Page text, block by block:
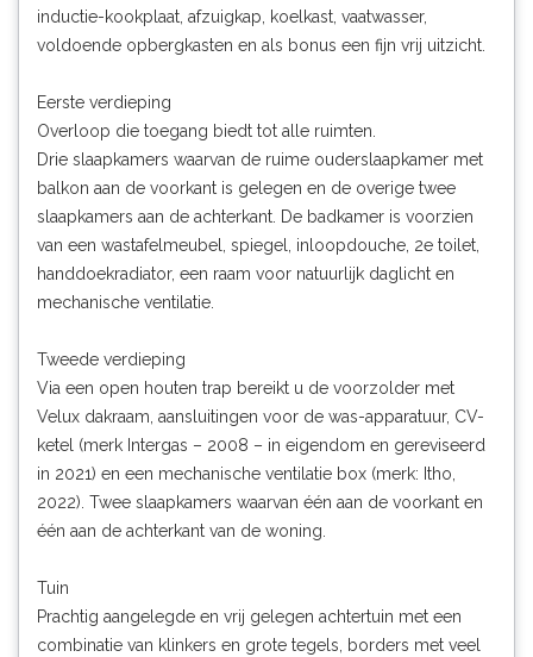
inductie-kookplaat, afzuigkap, koelkast, vaatwasser,
voldoende opbergkasten en als bonus een fijn vrij uitzicht.
Eerste verdieping
Overloop die toegang biedt tot alle ruimten.
Drie slaapkamers waarvan de ruime ouderslaapkamer met
balkon aan de voorkant is gelegen en de overige twee
slaapkamers aan de achterkant. De badkamer is voorzien
van een wastafelmeubel, spiegel, inloopdouche, 2e toilet,
handdoekradiator, een raam voor natuurlijk daglicht en
mechanische ventilatie.
Tweede verdieping
Via een open houten trap bereikt u de voorzolder met
Velux dakraam, aansluitingen voor de was-apparatuur, CV-
ketel (merk Intergas – 2008 – in eigendom en gereviseerd
in 2021) en een mechanische ventilatie box (merk: Itho,
2022). Twee slaapkamers waarvan één aan de voorkant en
één aan de achterkant van de woning.
Tuin
Prachtig aangelegde en vrij gelegen achtertuin met een
combinatie van klinkers en grote tegels, borders met veel